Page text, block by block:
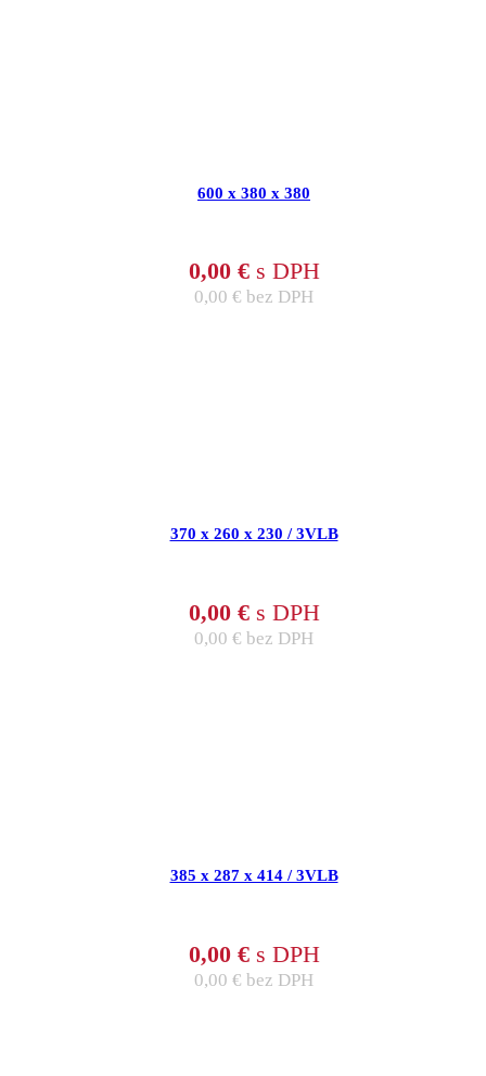
600 x 380 x 380
0,00 €s DPH
0,00 € bez DPH
370 x 260 x 230 / 3VLB
0,00 €s DPH
0,00 € bez DPH
385 x 287 x 414 / 3VLB
0,00 €s DPH
0,00 € bez DPH